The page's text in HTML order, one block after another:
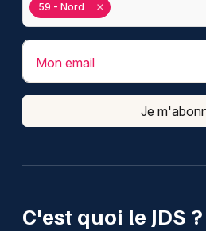
C'est quoi le JDS ?
59 - Nord
Mon email
Je